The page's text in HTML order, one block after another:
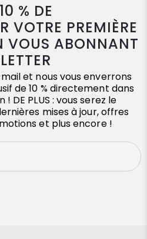
% DE
VOTRE PREMIÈRE
VOUS ABONNANT
et nous vous enverrons
de 10 % directement dans
PLUS : vous serez le
mises à jour, offres
et plus encore !